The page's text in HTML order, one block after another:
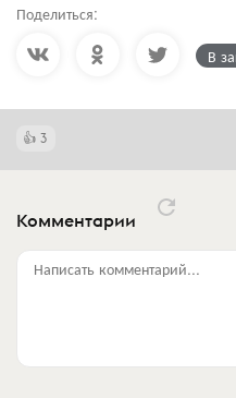
Поделиться:
В
3
Комментарии
Написать комментарий...